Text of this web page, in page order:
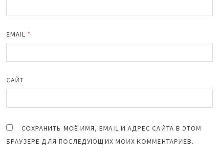
EMAIL *
САЙТ
СОХРАНИТЬ МОЁ ИМЯ, EMAIL И АДРЕС САЙТА В ЭТОМ
БРАУЗЕРЕ ДЛЯ ПОСЛЕДУЮЩИХ МОИХ КОММЕНТАРИЕВ.